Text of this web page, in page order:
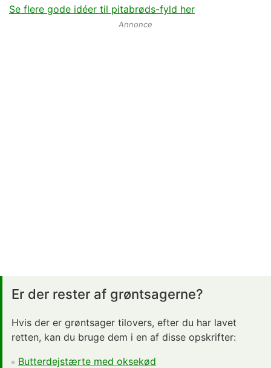
Se flere gode idéer til pitabrøds-fyld her
Annonce
Er der rester af grøntsagerne?
Hvis der er grøntsager tilovers, efter du har lavet
retten, kan du bruge dem i en af disse opskrifter:
Butterdejstærte med oksekød